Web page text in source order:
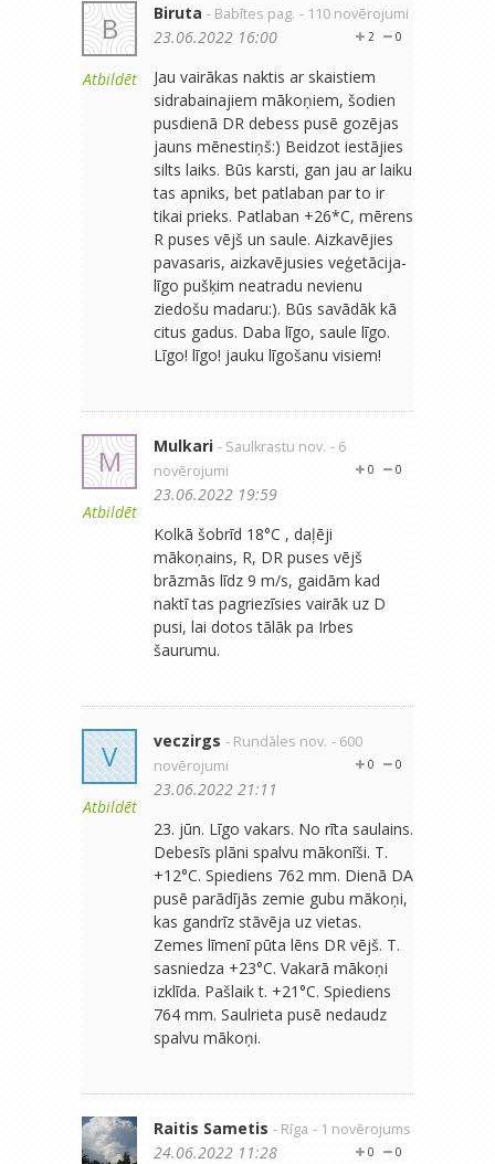
B
Atbildēt
Biruta - Babītes pag. - 110 novērojumi
0
2
23.06.2022 16:00
Jau vairākas naktis ar skaistiem
sidrabainajiem mākoņiem, šodien
pusdienā DR debess pusē gozējas
jauns mēnestiņš:) Beidzot iestājies
silts laiks. Būs karsti, gan jau ar laiku
tas apniks, bet patlaban par to ir
tikai prieks. Patlaban +26*C, mērens
R puses vējš un saule. Aizkavējies
pavasaris, aizkavējusies veģetācija-
līgo pušķim neatradu nevienu
ziedošu madaru:). Būs savādāk kā
citus gadus. Daba līgo, saule līgo.
Līgo! līgo! jauku līgošanu visiem!
M
Atbildēt
Mulkari - Saulkrastu nov. - 6
novērojumi
0
0
23.06.2022 19:59
Kolkā šobrīd 18°C , daļēji
mākoņains, R, DR puses vējš
brāzmās līdz 9 m/s, gaidām kad
naktī tas pagriezīsies vairāk uz D
pusi, lai dotos tālāk pa Irbes
šaurumu.
V
Atbildēt
veczirgs - Rundāles nov. - 600
novērojumi
0
0
23.06.2022 21:11
23. jūn. Līgo vakars. No rīta saulains.
Debesīs plāni spalvu mākonīši. T.
+12°C. Spiediens 762 mm. Dienā DA
pusē parādījās zemie gubu mākoņi,
kas gandrīz stāvēja uz vietas.
Zemes līmenī pūta lēns DR vējš. T.
sasniedza +23°C. Vakarā mākoņi
izklīda. Pašlaik t. +21°C. Spiediens
764 mm. Saulrieta pusē nedaudz
spalvu mākoņi.
Raitis Sametis - Rīga - 1 novērojums
0
0
24.06.2022 11:28